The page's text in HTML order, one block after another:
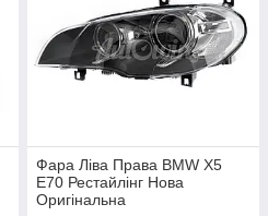
Фара Ліва Права BMW X5
E70 Рестайлінг Нова
Оригінальна